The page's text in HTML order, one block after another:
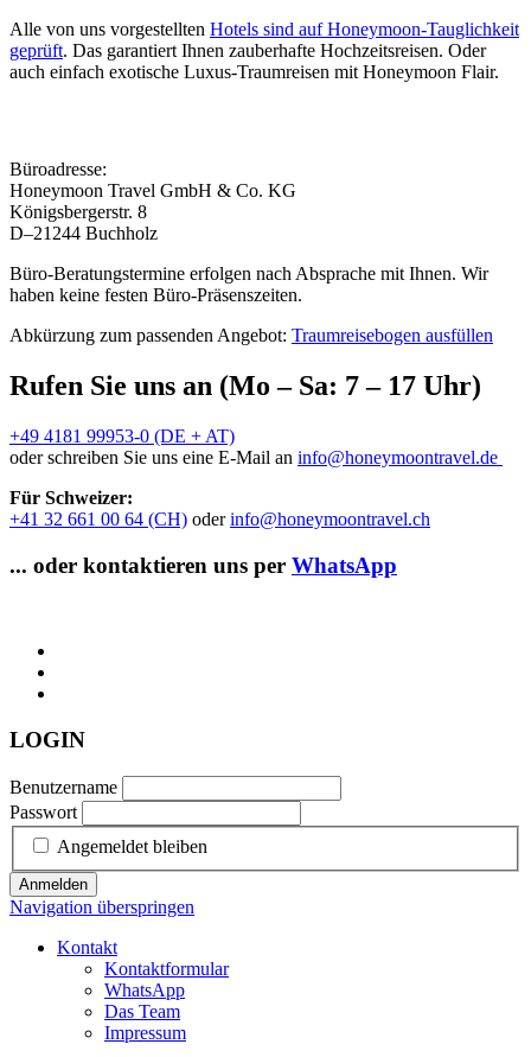
Alle von uns vorgestellten Hotels sind auf Honeymoon-Tauglichkeit
geprüft. Das garantiert Ihnen zauberhafte Hochzeitsreisen. Oder
auch einfach exotische Luxus-Traumreisen mit Honeymoon Flair.
Büroadresse:
Honeymoon Travel GmbH & Co. KG
Königsbergerstr. 8
D–21244 Buchholz
Büro-Beratungstermine erfolgen nach Absprache mit Ihnen. Wir
haben keine festen Büro-Präsenszeiten.
Abkürzung zum passenden Angebot: Traumreisebogen ausfüllen
Rufen Sie uns an (Mo – Sa: 7 – 17 Uhr)
+49 4181 99953-0 (DE + AT)
oder schreiben Sie uns eine E-Mail an info@honeymoontravel.de
Für Schweizer:
+41 32 661 00 64 (CH) oderinfo@honeymoontravel.ch
... oder kontaktieren uns per WhatsApp
LOGIN
Benutzername
Passwort
Angemeldet bleiben
Anmelden
Navigation überspringen
Kontakt
Kontaktformular
WhatsApp
Das Team
Impressum